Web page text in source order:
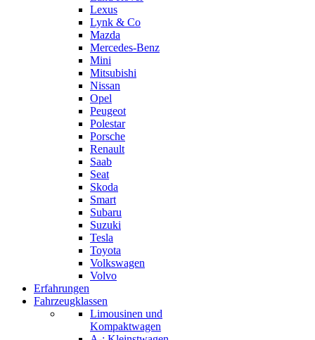
Lexus
Lynk & Co
Mazda
Mercedes-Benz
Mini
Mitsubishi
Nissan
Opel
Peugeot
Polestar
Porsche
Renault
Saab
Seat
Skoda
Smart
Subaru
Suzuki
Tesla
Toyota
Volkswagen
Volvo
Erfahrungen
Fahrzeugklassen
Limousinen und
Kompaktwagen